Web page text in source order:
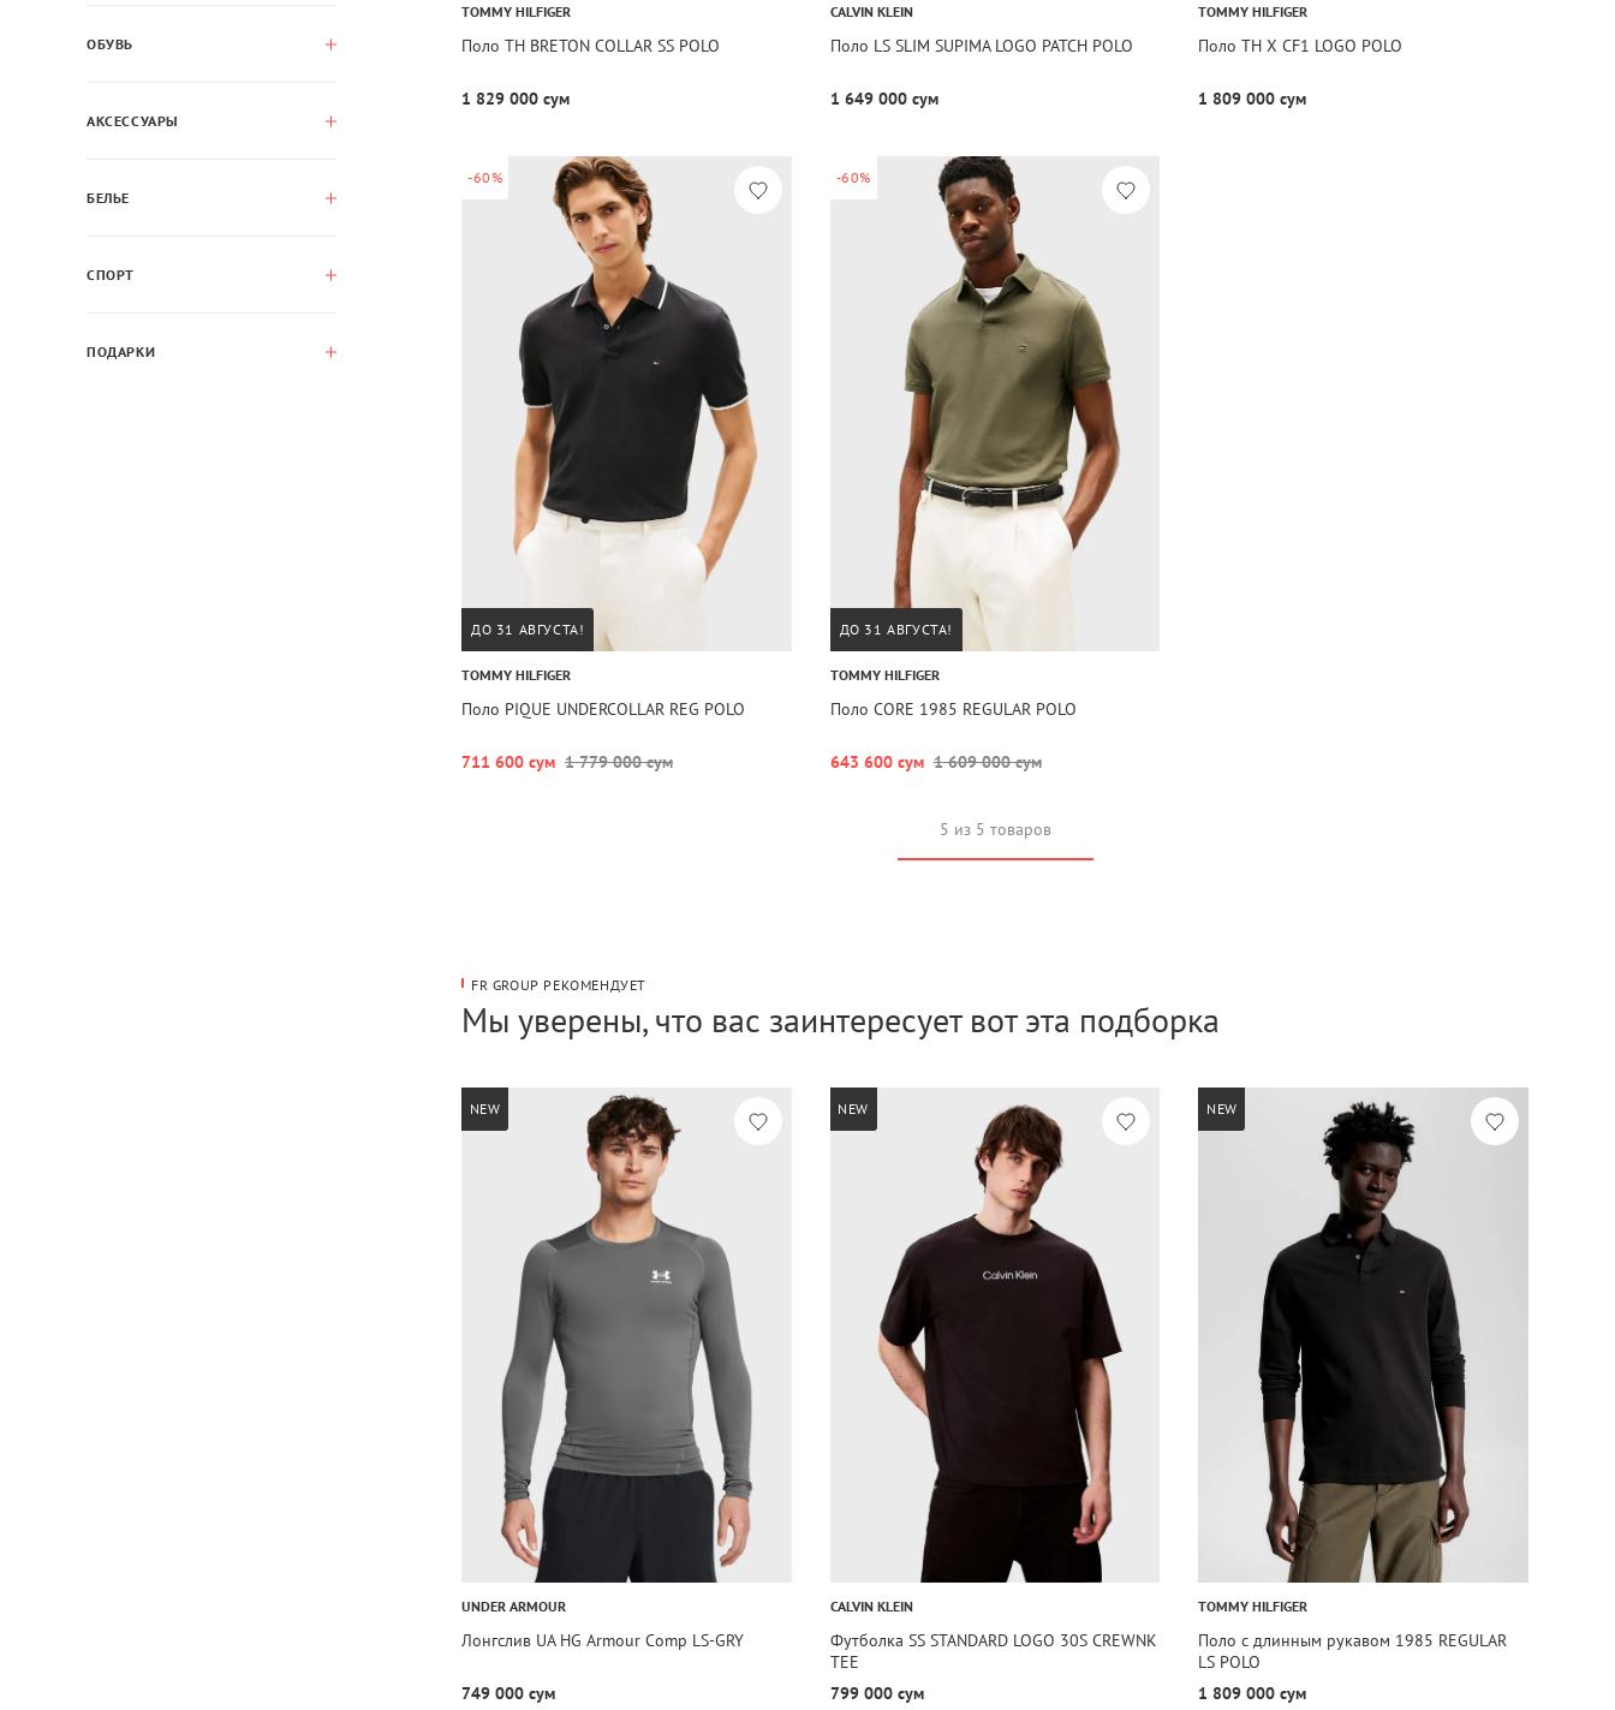
ОБУВЬ
АКСЕССУАРЫ
БЕЛЬЕ
СПОРТ
ПОДАРКИ
TOMMY HILFIGER
Поло TH BRETON COLLAR SS POLO
1 829 000 сум
CALVIN KLEIN
Поло LS SLIM SUPIMA LOGO PATCH POLO
1 649 000 сум
TOMMY HILFIGER
Поло TH X CF1 LOGO POLO
1 809 000 сум
-60%
ДО 31 АВГУСТА!
TOMMY HILFIGER
Поло PIQUE UNDERCOLLAR REG POLO
711 600 сум 1 779 000 сум
-60%
ДО 31 АВГУСТА!
TOMMY HILFIGER
Поло CORE 1985 REGULAR POLO
643 600 сум 1 609 000 сум
5 из 5 товаров
FR GROUP РЕКОМЕНДУЕТ
Мы уверены, что вас заинтересует вот эта подборка
NEW
UNDER ARMOUR
Лонгслив UA HG Armour Comp LS-GRY
749 000 сум
NEW
CALVIN KLEIN
Футболка SS STANDARD LOGO 30S CREWNK
TEE
799 000 сум
NEW
TOMMY HILFIGER
Поло с длинным рукавом 1985 REGULAR
LS POLO
1 809 000 сум